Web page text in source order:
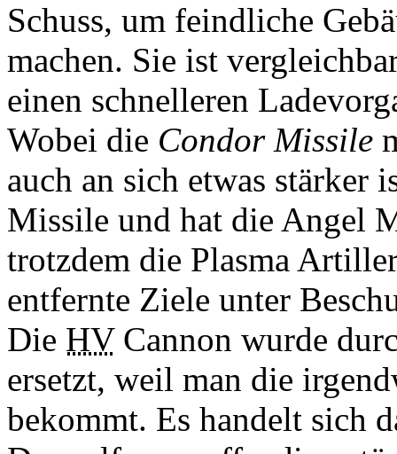
Schuss, um feindliche
machen. Sie ist
einen schnelleren
Wobei die Condor Missile
auch an sich etwas stärker
Missile und hat die Angel
trotzdem die Plasma
entfernte Ziele unter
Die HVCannon wurde
ersetzt, weil man die
bekommt. Es handelt sich